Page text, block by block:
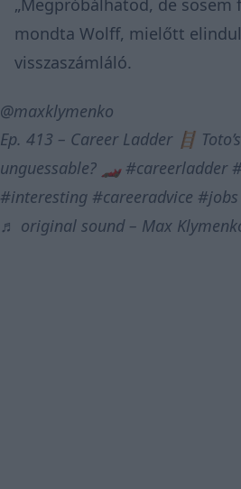
mondta Wolff, mielőtt
visszaszámláló.
@maxklymenko
Ep. 413 – Career Ladder 🪜
unguessable? 🏎️ #careerladder
#interesting #careeradvice #jobs
♬ original sound – Max